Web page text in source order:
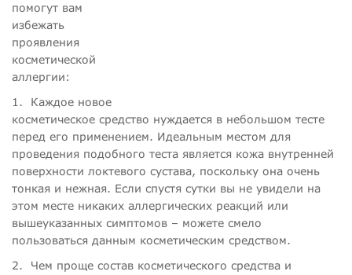
помогут вам
избежать
проявления
косметической
аллергии:
1.
Каждое новое
косметическое средство нуждается в небольшом тесте
перед его применением. Идеальным местом для
проведения подобного теста является кожа внутренней
поверхности локтевого сустава, поскольку она очень
тонкая и нежная. Если спустя сутки вы не увидели на
этом месте никаких аллергических реакций или
вышеуказанных симптомов – можете смело
пользоваться данным косметическим средством.
2.
Чем проще состав косметического средства и